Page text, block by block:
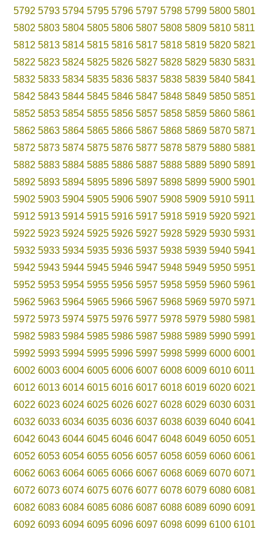
5792 5793 5794 5795 5796 5797 5798 5799 5800 5801
5802 5803 5804 5805 5806 5807 5808 5809 5810 5811
5812 5813 5814 5815 5816 5817 5818 5819 5820 5821
5822 5823 5824 5825 5826 5827 5828 5829 5830 5831
5832 5833 5834 5835 5836 5837 5838 5839 5840 5841
5842 5843 5844 5845 5846 5847 5848 5849 5850 5851
5852 5853 5854 5855 5856 5857 5858 5859 5860 5861
5862 5863 5864 5865 5866 5867 5868 5869 5870 5871
5872 5873 5874 5875 5876 5877 5878 5879 5880 5881
5882 5883 5884 5885 5886 5887 5888 5889 5890 5891
5892 5893 5894 5895 5896 5897 5898 5899 5900 5901
5902 5903 5904 5905 5906 5907 5908 5909 5910 5911
5912 5913 5914 5915 5916 5917 5918 5919 5920 5921
5922 5923 5924 5925 5926 5927 5928 5929 5930 5931
5932 5933 5934 5935 5936 5937 5938 5939 5940 5941
5942 5943 5944 5945 5946 5947 5948 5949 5950 5951
5952 5953 5954 5955 5956 5957 5958 5959 5960 5961
5962 5963 5964 5965 5966 5967 5968 5969 5970 5971
5972 5973 5974 5975 5976 5977 5978 5979 5980 5981
5982 5983 5984 5985 5986 5987 5988 5989 5990 5991
5992 5993 5994 5995 5996 5997 5998 5999 6000 6001
6002 6003 6004 6005 6006 6007 6008 6009 6010 6011
6012 6013 6014 6015 6016 6017 6018 6019 6020 6021
6022 6023 6024 6025 6026 6027 6028 6029 6030 6031
6032 6033 6034 6035 6036 6037 6038 6039 6040 6041
6042 6043 6044 6045 6046 6047 6048 6049 6050 6051
6052 6053 6054 6055 6056 6057 6058 6059 6060 6061
6062 6063 6064 6065 6066 6067 6068 6069 6070 6071
6072 6073 6074 6075 6076 6077 6078 6079 6080 6081
6082 6083 6084 6085 6086 6087 6088 6089 6090 6091
6092 6093 6094 6095 6096 6097 6098 6099 6100 6101